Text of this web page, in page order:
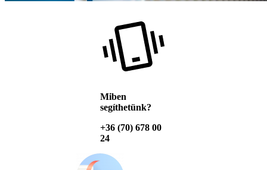
Miben
segíthetünk?
+36 (70) 678 00
24